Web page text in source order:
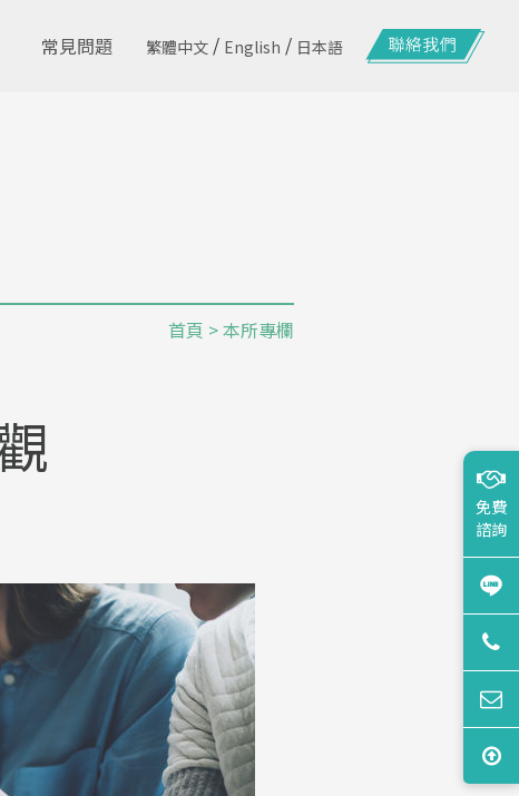
常見問題 繁體中文 / English / 日本語
首頁 >本所專欄
免費
諮詢